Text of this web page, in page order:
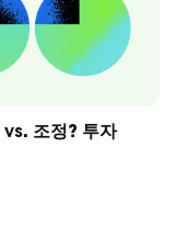
조정? 투자